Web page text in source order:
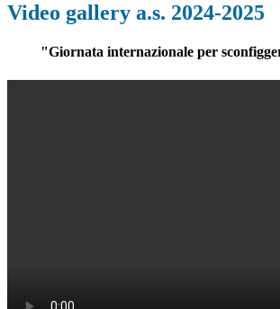
Video gallery a.s. 2024-2025
"Giornata internazionale per